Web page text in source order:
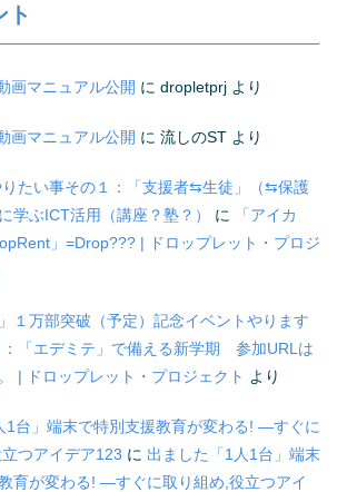
ト
画マニュアル公開 に dropletprj より
画マニュアル公開 に 流しのST より
たい事その１：「支援者⇆生徒」（⇆保護
学ぶICT活用（講座？塾？）
に
「アイカ
」=Drop??? | ドロップレット・プロジ
」１万部突破（予定）記念イベントやります
：「エデミテ」で備える新学期 参加URLは
| ドロップレット・プロジェクト より
1台」端末で特別支援教育が変わる! ―すぐに
つアイデア123 に 出ました「1人1台」端末
育が変わる! ―すぐに取り組め,役立つアイ